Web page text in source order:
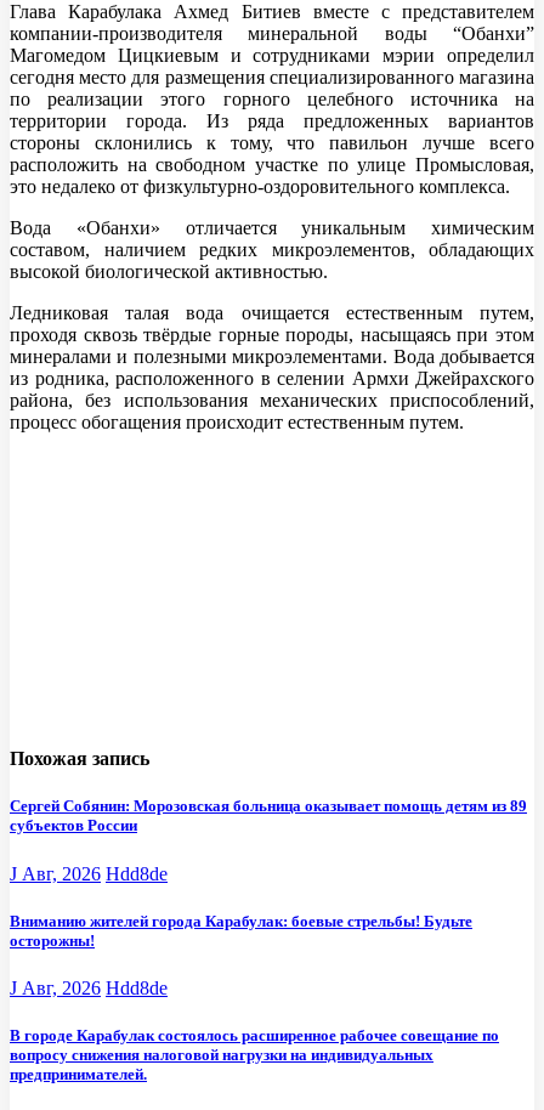
Глава Карабулака Ахмед Битиев вместе с представителем
компании-производителя минеральной воды “Обанхи”
Магомедом Цицкиевым и сотрудниками мэрии определил
сегодня место для размещения специализированного магазина
по реализации этого горного целебного источника на
территории города. Из ряда предложенных вариантов
стороны склонились к тому, что павильон лучше всего
расположить на свободном участке по улице Промысловая,
это недалеко от физкультурно-оздоровительного комплекса.
Вода «Обанхи» отличается уникальным химическим
составом, наличием редких микроэлементов, обладающих
высокой биологической активностью.
Ледниковая талая вода очищается естественным путем,
проходя сквозь твёрдые горные породы, насыщаясь при этом
минералами и полезными микроэлементами. Вода добывается
из родника, расположенного в селении Армхи Джейрахского
района, без использования механических приспособлений,
процесс обогащения происходит естественным путем.
Похожая запись
Сергей Собянин: Морозовская больница оказывает помощь детям из 89
субъектов России
J Авг, 2026 Hdd8de
Вниманию жителей города Карабулак: боевые стрельбы! Будьте
осторожны!
J Авг, 2026 Hdd8de
В городе Карабулак состоялось расширенное рабочее совещание по
вопросу снижения налоговой нагрузки на индивидуальных
предпринимателей.